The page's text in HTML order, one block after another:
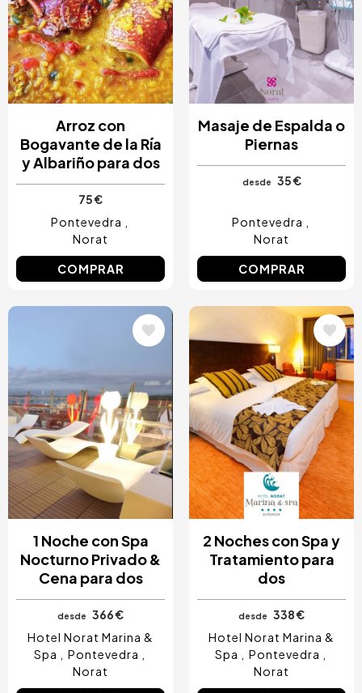
Arroz con
Bogavante de la Ría
y Albariño para dos
75 €
Pontevedra
Norat
COMPRAR
Masaje de Espalda o
Piernas
desde 35 €
Pontevedra
Norat
COMPRAR
1 Noche con Spa
Nocturno Privado &
Cena para dos
desde
366 €
Hotel Norat Marina &
Spa
Pontevedra
Norat
Image
2 Noches con Spa y
Tratamiento para
dos
desde
338 €
Hotel Norat Marina &
Spa
Pontevedra
Norat